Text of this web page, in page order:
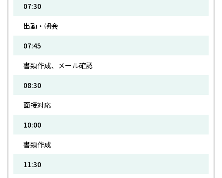
07:30
出勤・朝会
07:45
書類作成、メール確認
08:30
面接対応
10:00
書類作成
11:30